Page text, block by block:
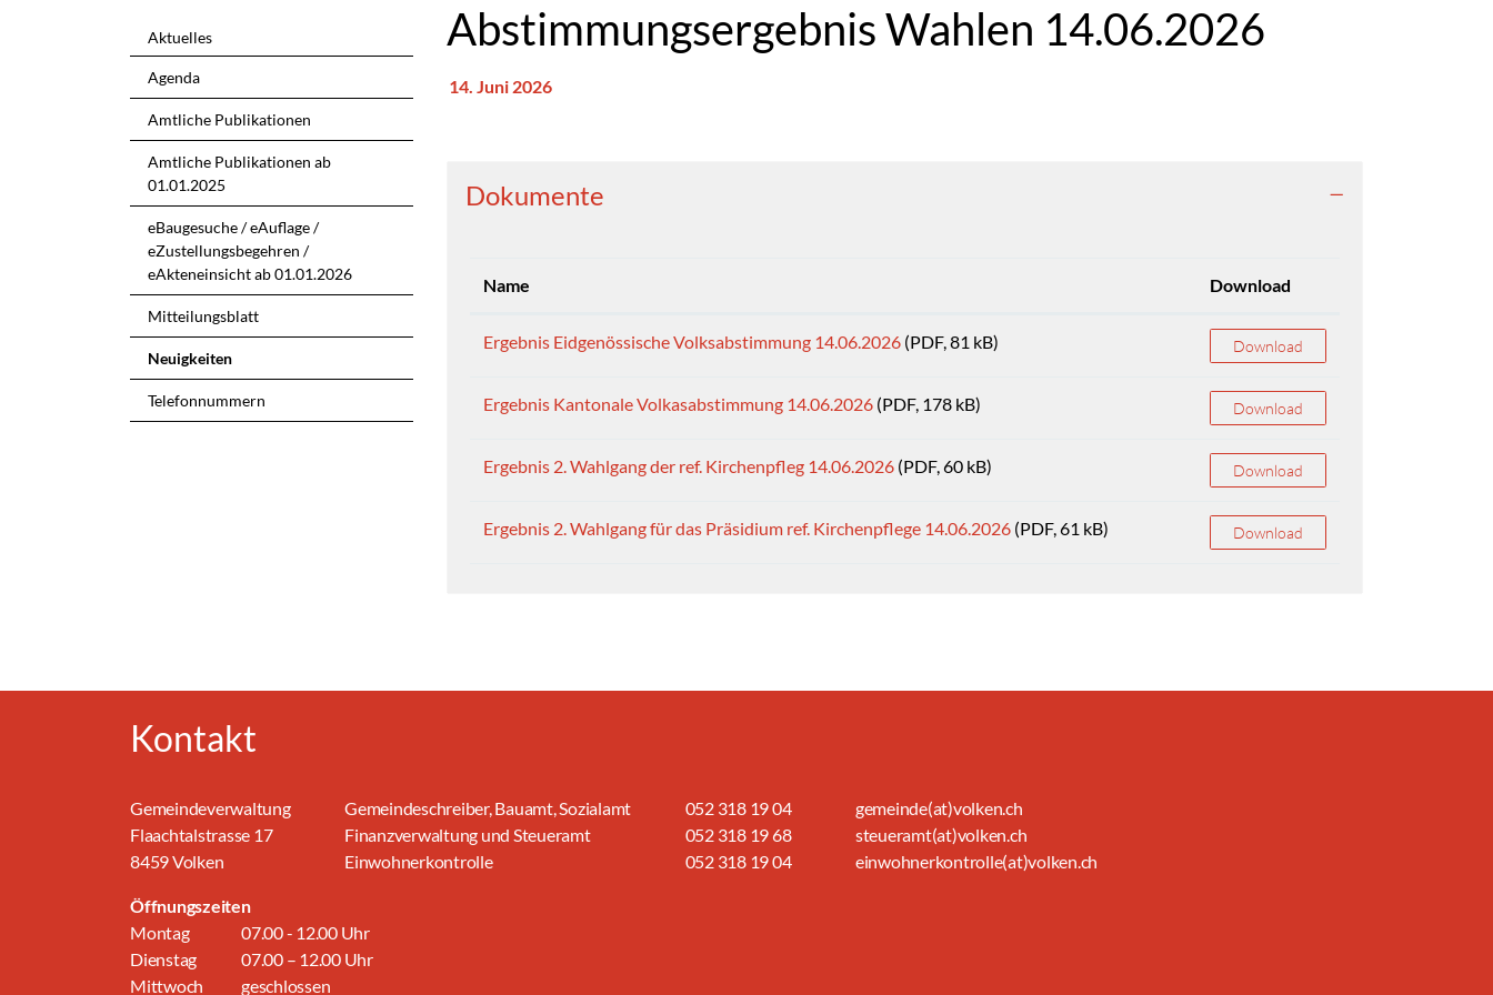
Aktuelles
Agenda
Amtliche Publikationen
Amtliche Publikationen ab
01.01.2025
eBaugesuche / eAuflage /
eZustellungsbegehren /
eAkteneinsicht ab 01.01.2026
Mitteilungsblatt
Neuigkeiten
Telefonnummern
Abstimmungsergebnis Wahlen 14.06.2026
14. Juni 2026
Dokumente
Name Download
Ergebnis Eidgenössische Volksabstimmung 14.06.2026 (PDF, 81 kB) Download
Ergebnis Kantonale Volkasabstimmung 14.06.2026 (PDF, 178 kB) Download
Ergebnis 2. Wahlgang der ref. Kirchenpfleg 14.06.2026 (PDF, 60 kB) Download
Ergebnis 2. Wahlgang für das Präsidium ref. Kirchenpflege 14.06.2026 (PDF, 61 kB) Download
Kontakt
Gemeindeverwaltung
Flaachtalstrasse 17
8459 Volken
Gemeindeschreiber, Bauamt, Sozialamt 052 318 19 04
gemeinde(at)volken.ch
Finanzverwaltung und Steueramt
052 318 19 68
steueramt(at)volken.ch
Einwohnerkontrolle
052 318 19 04 einwohnerkontrolle(at)volken.ch
Öffnungszeiten
Montag
07.00 - 12.00 Uhr
Dienstag
07.00 – 12.00 Uhr
Mittwoch
geschlossen